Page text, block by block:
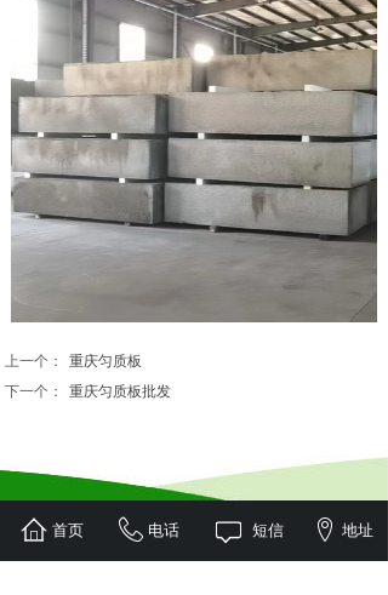
上一个：
重庆匀质板
下一个：
重庆匀质板批发
联系我们
首页 电话 短信 地址